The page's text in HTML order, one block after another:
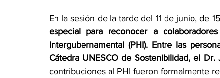
En la sesión de la tarde del 11 de junio, de
especial para reconocer a
Intergubernamental (PHI). Entre las
Cátedra UNESCO de Sostenibilidad, el Dr.
contribuciones al PHI fueron formalmente